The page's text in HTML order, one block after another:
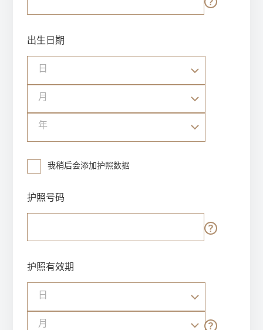
出生日期
日
月
年
我稍后会添加护照数据
护照号码
护照有效期
日
月